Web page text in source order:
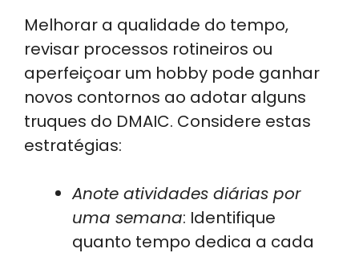
Melhorar a qualidade do tempo,
revisar processos rotineiros ou
aperfeiçoar um hobby pode ganhar
novos contornos ao adotar alguns
truques do DMAIC. Considere estas
estratégias:
Anote atividades diárias por
uma semana: Identifique
quanto tempo dedica a cada